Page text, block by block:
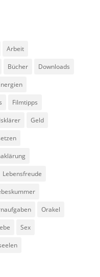
Arbeit
Bücher Downloads
Filmtipps
Geld
Lebensfreude
Orakel
Sex